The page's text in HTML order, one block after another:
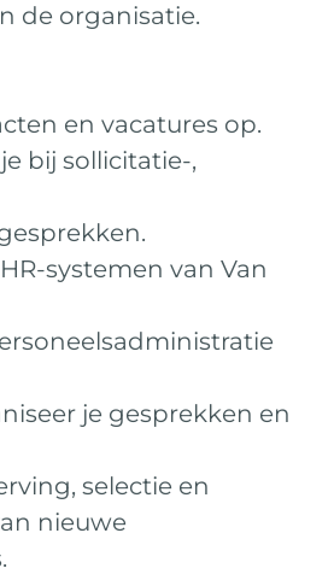
de organisatie.
en vacatures op.
bij sollicitatie-,
systemen van Van
je gesprekken en
selectie en
nieuwe